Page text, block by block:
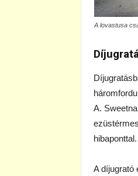
A lovastusa
A.
hibaponttal.
A díjugrató